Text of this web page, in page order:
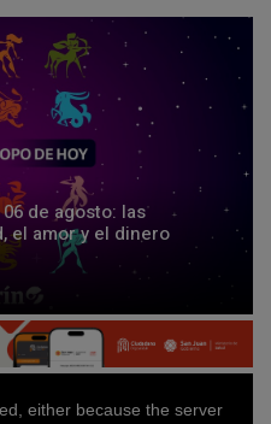
de agosto: las
el amor y el dinero